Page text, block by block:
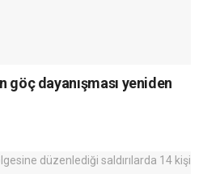
göç dayanışması yeniden